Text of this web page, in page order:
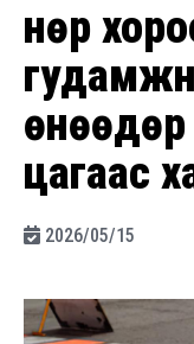
Өнөр
цагаас
2026/05/15